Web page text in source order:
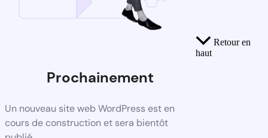
Prochainement
Un nouveau site web WordPress est en
cours de construction et sera bientôt
Retour en
haut